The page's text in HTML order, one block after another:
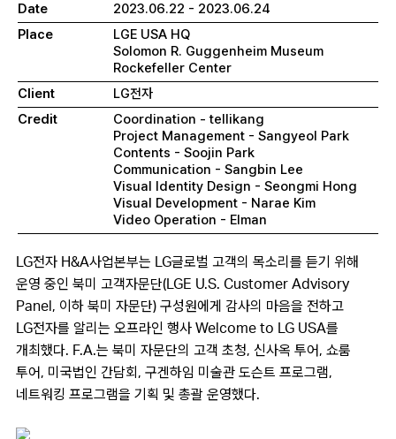
Date
2023.06.22 - 2023.06.24
Place
LGE USA HQ
Solomon R. Guggenheim Museum
Rockefeller Center
Client
LG전자
Credit
Coordination - tellikang
Project Management - Sangyeol Park
Contents - Soojin Park
Communication - Sangbin Lee
Visual Identity Design - Seongmi Hong
Visual Development - Narae Kim
Video Operation - Elman
LG전자 H&A사업본부는 LG글로벌 고객의 목소리를 듣기 위해
운영 중인 북미 고객자문단(LGE U.S. Customer Advisory
Panel, 이하 북미 자문단) 구성원에게 감사의 마음을 전하고
LG전자를 알리는 오프라인 행사 Welcome to LG USA를
개최했다. F.A.는 북미 자문단의 고객 초청, 신사옥 투어, 쇼룸
투어, 미국법인 간담회, 구겐하임 미술관 도슨트 프로그램,
네트워킹 프로그램을 기획 및 총괄 운영했다.